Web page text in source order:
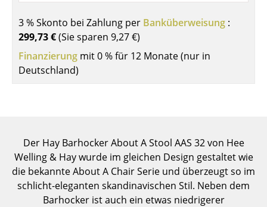
Servierwagen
Einzelteile
... alle Tische
Bücherregale
Wandregale
Sideboards & Kommoden
3 % Skonto bei Zahlung per Banküberweisung :
299,73 €(Sie sparen 9,27 €)
Finanzierung mit 0 % für 12 Monate (nur in
Deutschland)
Der Hay Barhocker About A Stool AAS 32 von Hee
Welling & Hay wurde im gleichen Design gestaltet wie
die bekannte About A Chair Serie und überzeugt so im
schlicht-eleganten skandinavischen Stil. Neben dem
Barhocker ist auch ein etwas niedrigerer